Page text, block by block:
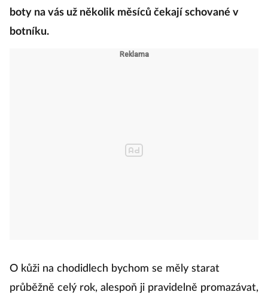
boty na vás už několik měsíců čekají schované v
botníku.
O kůži na chodidlech bychom se měly starat
průběžně celý rok, alespoň ji pravidelně promazávat,